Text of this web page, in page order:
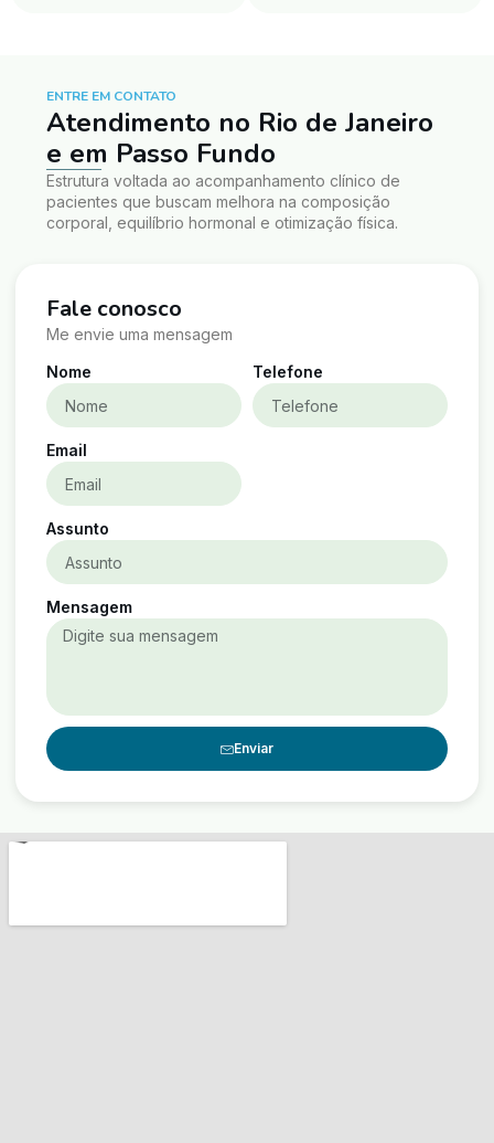
Fale conosco
Me envie uma mensagem
Nome Telefone
Email
Assunto
Mensagem
Enviar
ENTRE EM CONTATO
Atendimento no Rio de Janeiro
e em Passo Fundo
Estrutura voltada ao acompanhamento clínico de
pacientes que buscam melhora na composição
corporal, equilíbrio hormonal e otimização física.